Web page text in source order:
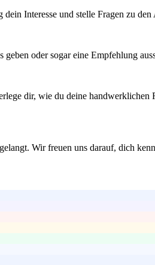
Interesse und stelle Fragen zu
oder sogar eine Empfehlung
dir, wie du deine handwerklichen
Wir freuen uns darauf, dich